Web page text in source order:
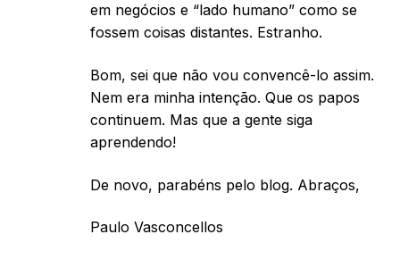
em negócios e “lado humano” como se
fossem coisas distantes. Estranho.
Bom, sei que não vou convencê-lo assim.
Nem era minha intenção. Que os papos
continuem. Mas que a gente siga
aprendendo!
De novo, parabéns pelo blog. Abraços,
Paulo Vasconcellos